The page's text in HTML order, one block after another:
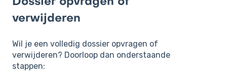
Dossier opvragen of
verwijderen
Wil je een volledig dossier opvragen of
verwijderen? Doorloop dan onderstaande
stappen: